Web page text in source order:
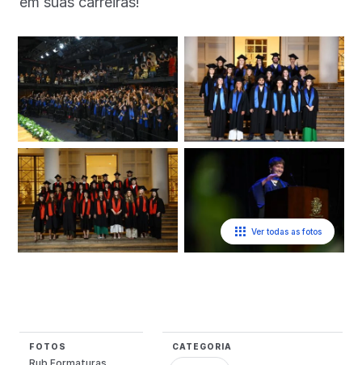
Ver todas as fotos
FOTOS CATEGORIA